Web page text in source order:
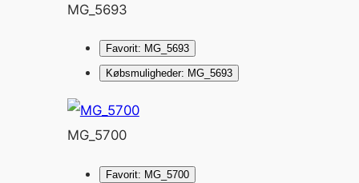
MG_5693
Favorit: MG_5693
Købsmuligheder: MG_5693
MG_5700
Favorit: MG_5700